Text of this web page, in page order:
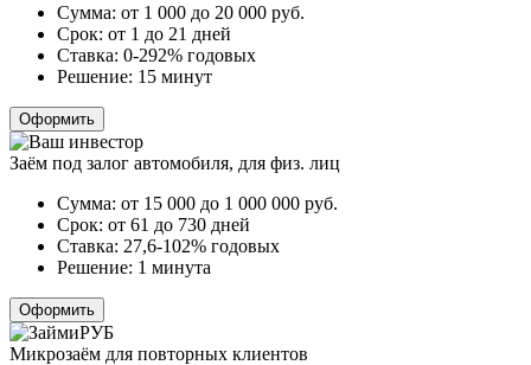
Сумма: от 1 000 до 20 000 руб.
Срок: от 1 до 21 дней
Ставка: 0-292% годовых
Решение: 15 минут
Оформить
Заём под залог автомобиля, для физ. лиц
Сумма: от 15 000 до 1 000 000 руб.
Срок: от 61 до 730 дней
Ставка: 27,6-102% годовых
Решение: 1 минута
Оформить
Микрозаём для повторных клиентов